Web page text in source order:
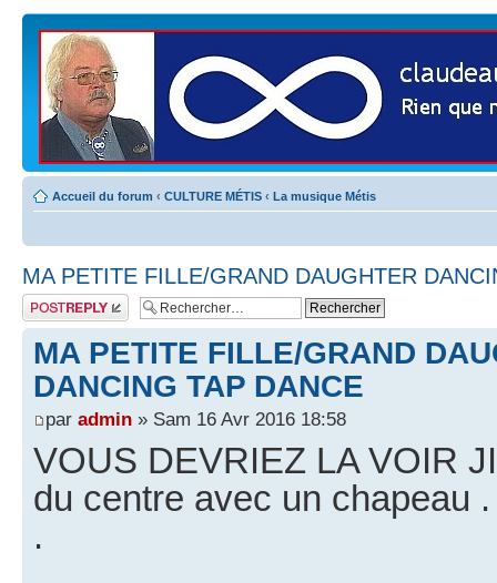
Accueil du forum ‹ CULTURE MÉTIS ‹ La musique Métis
MA PETITE FILLE/GRAND DAUGHTER
Publier une
réponse
MA PETITE FILLE/GRAND
DANCING TAP DANCE
par admin » Sam 16 Avr 2016 18:58
VOUS DEVRIEZ LA VOIR
du centre avec un chapeau
.